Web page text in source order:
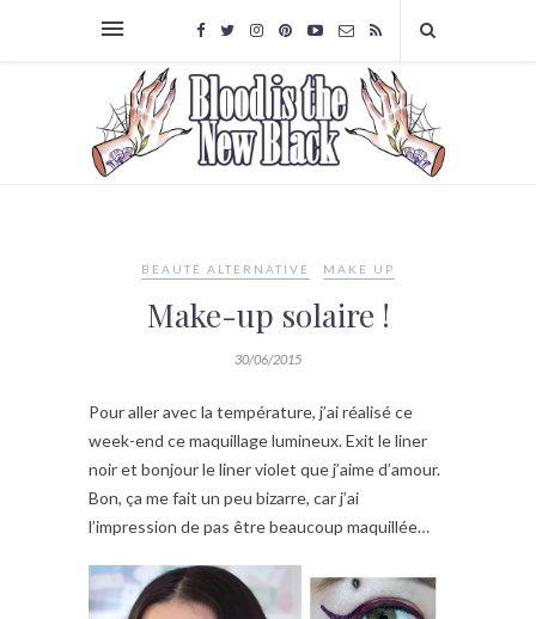
BEAUTÉ ALTERNATIVE MAKE UP
Make-up solaire !
30/06/2015
Pour aller avec la température, j’ai réalisé ce
week-end ce maquillage lumineux. Exit le liner
noir et bonjour le liner violet que j’aime d’amour.
Bon, ça me fait un peu bizarre, car j’ai
l’impression de pas être beaucoup maquillée…